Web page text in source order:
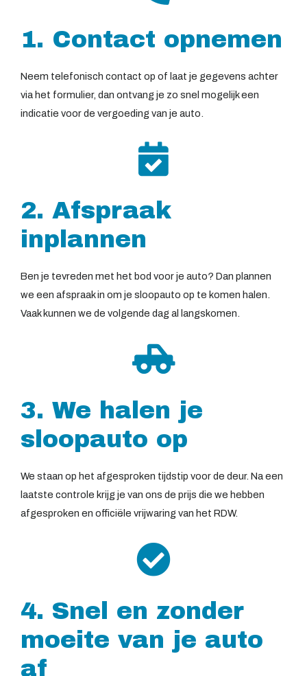
1. Contact opnemen
Neem telefonisch contact op of laat je gegevens achter
via het formulier, dan ontvang je zo snel mogelijk een
indicatie voor de vergoeding van je auto.
2. Afspraak
inplannen
Ben je tevreden met het bod voor je auto? Dan plannen
we een afspraak in om je sloopauto op te komen halen.
Vaak kunnen we de volgende dag al langskomen.
3. We halen je
sloopauto op
We staan op het afgesproken tijdstip voor de deur. Na een
laatste controle krijg je van ons de prijs die we hebben
afgesproken en officiële vrijwaring van het RDW.
4. Snel en zonder
moeite van je auto
af